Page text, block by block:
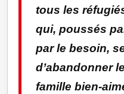
tous les
qui, poussés
par le besoin,
d’abandonner
famille bien-